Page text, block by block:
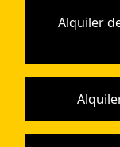
Alquiler